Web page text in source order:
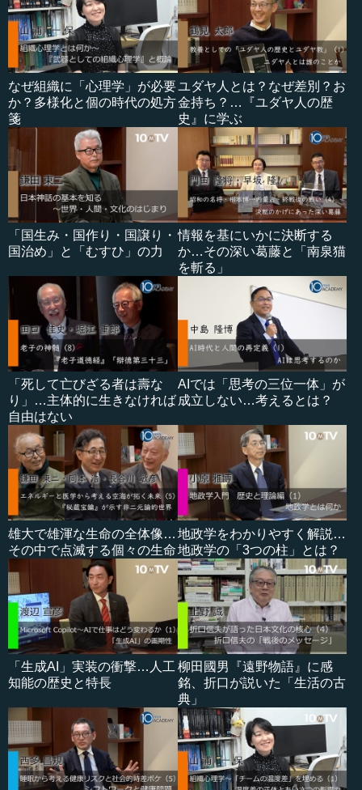
なぜ組織に「心理学」が必要
か？多様化と個の時代の処方
箋
ユダヤ人とは？なぜ差別？お
金持ち？…『ユダヤ人の歴
史』に学ぶ
「国生み・国作り・国譲り・
国治め」と「むすひ」の力
情報を基にいかに決断する
か…その深い葛藤と「南泉猫
を斬る」
「死して亡びざる者は壽な
り」…主体的に生きなければ
自由はない
AIでは「思考の三位一体」が
成立しない…考えるとは？
雄大で雄渾な生命の全体像…
その中で点滅する個々の生命
地政学をわかりやすく解説…
地政学の「3つの柱」とは？
「生成AI」実装の衝撃…人工
知能の歴史と特長
柳田國男『遠野物語』に感
銘、折口が説いた「生活の古
典」